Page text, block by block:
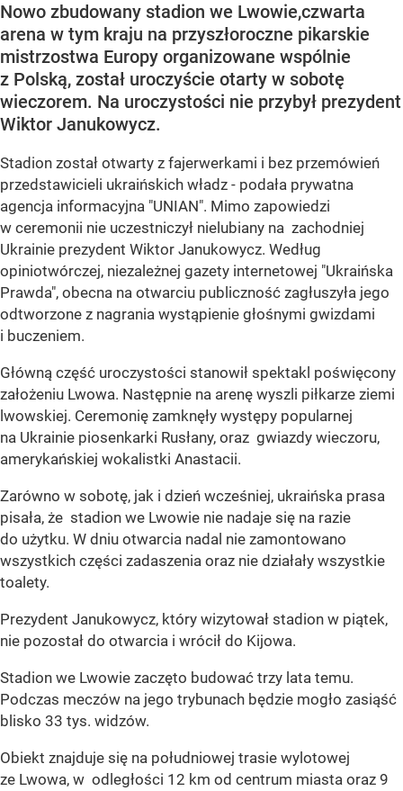
Nowo zbudowany stadion we Lwowie,czwarta
arena w tym kraju na przyszłoroczne pikarskie
mistrzostwa Europy organizowane wspólnie
z Polską, został uroczyście otarty w sobotę
wieczorem. Na uroczystości nie przybył prezydent
Wiktor Janukowycz.
Stadion został otwarty z fajerwerkami i bez przemówień
przedstawicieli ukraińskich władz - podała prywatna
agencja informacyjna "UNIAN". Mimo zapowiedzi
w ceremonii nie uczestniczył nielubiany na zachodniej
Ukrainie prezydent Wiktor Janukowycz. Według
opiniotwórczej, niezależnej gazety internetowej "Ukraińska
Prawda", obecna na otwarciu publiczność zagłuszyła jego
odtworzone z nagrania wystąpienie głośnymi gwizdami
i buczeniem.
Główną część uroczystości stanowił spektakl poświęcony
założeniu Lwowa. Następnie na arenę wyszli piłkarze ziemi
lwowskiej. Ceremonię zamknęły występy popularnej
na Ukrainie piosenkarki Rusłany, oraz gwiazdy wieczoru,
amerykańskiej wokalistki Anastacii.
Zarówno w sobotę, jak i dzień wcześniej, ukraińska prasa
pisała, że stadion we Lwowie nie nadaje się na razie
do użytku. W dniu otwarcia nadal nie zamontowano
wszystkich części zadaszenia oraz nie działały wszystkie
toalety.
Prezydent Janukowycz, który wizytował stadion w piątek,
nie pozostał do otwarcia i wrócił do Kijowa.
Stadion we Lwowie zaczęto budować trzy lata temu.
Podczas meczów na jego trybunach będzie mogło zasiąść
blisko 33 tys. widzów.
Obiekt znajduje się na południowej trasie wylotowej
ze Lwowa, w odległości 12 km od centrum miasta oraz 9